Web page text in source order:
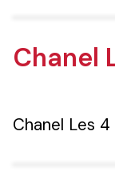
Chanel
Chanel Les